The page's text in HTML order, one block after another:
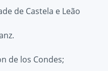
de Castela e Leão
de los Condes;